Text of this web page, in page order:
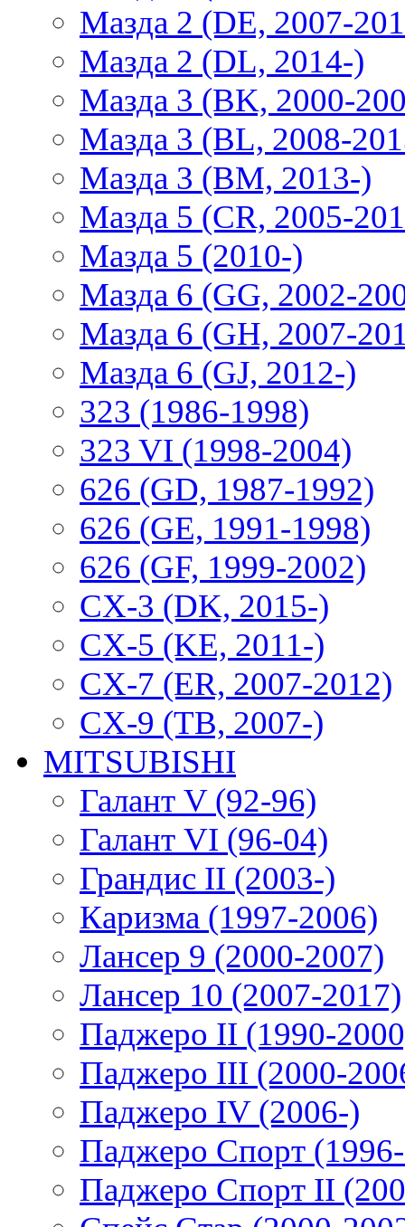
Мазда 2 (DE, 2007-
Мазда 2 (DL, 2014-)
Мазда 3 (BK, 2000-
Мазда 3 (BL, 2008-
Мазда 3 (BM, 2013-)
Мазда 5 (CR, 2005-
Мазда 5 (2010-)
Мазда 6 (GG, 2002-
Мазда 6 (GH, 2007-
Мазда 6 (GJ, 2012-)
323 (1986-1998)
323 VI (1998-2004)
626 (GD, 1987-1992)
626 (GE, 1991-1998)
626 (GF, 1999-2002)
CX-3 (DK, 2015-)
CX-5 (KE, 2011-)
CX-7 (ER, 2007-2012)
CX-9 (TB, 2007-)
MITSUBISHI
Галант V (92-96)
Галант VI (96-04)
Грандис II (2003-)
Каризма (1997-2006)
Лансер 9 (2000-2007)
Лансер 10 (2007-2017)
Паджеро II (1990-
Паджеро III (2000-
Паджеро IV (2006-)
Паджеро Спорт
Паджеро Спорт II